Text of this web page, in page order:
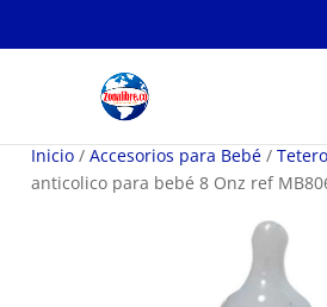
Inicio / Accesorios para Bebé /
anticolico para bebé 8 Onz ref